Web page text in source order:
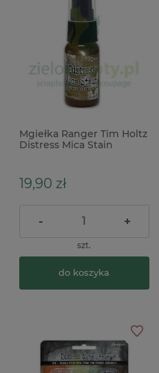
Mgiełka Ranger Tim Holtz
Distress Mica Stain
brązowa
19,90 zł
- +
szt.
do koszyka